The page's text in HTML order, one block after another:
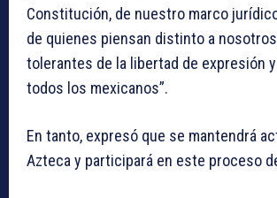
Constitución, de nuestro marco
de quienes piensan distinto a
tolerantes de la libertad de expresión
todos los mexicanos”.
En tanto, expresó que se mantendrá
Azteca y participará en este proceso